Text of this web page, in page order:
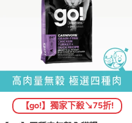
【go!】獨家下殺↘75折!